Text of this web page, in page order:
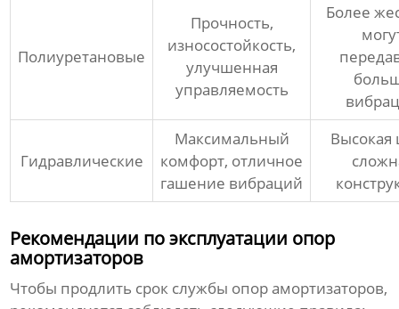
Полиуретановые
Прочность,
износостойкость,
улучшенная
управляемость
Более
Гидравлические
Максимальный
комфорт, отличное
гашение вибраций
Высокая
Рекомендации по эксплуатации опор
амортизаторов
Чтобы продлить срок службы опор амортизаторов,